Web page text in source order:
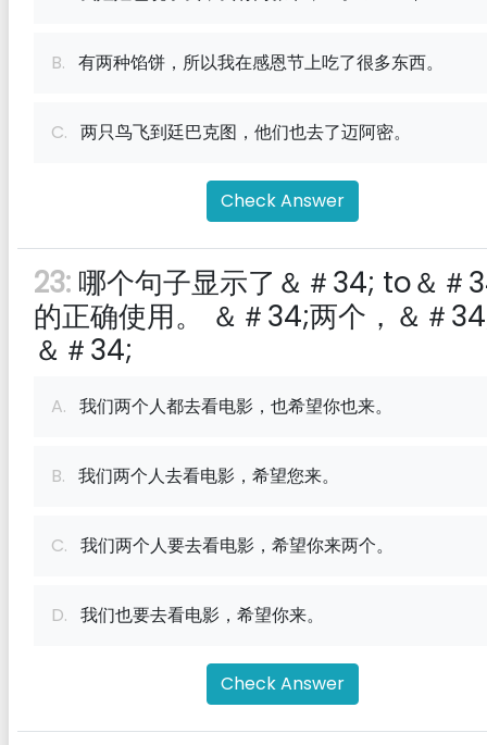
B. 有两种馅饼，所以我在感恩节上吃了很多东西。
C. 两只鸟飞到廷巴克图，他们也去了迈阿密。
Check Answer
23: 哪个句子显示了＆＃34; to＆＃
的正确使用。 ＆＃34;两个，＆＃
＆＃34;
A. 我们两个人都去看电影，也希望你也来。
B. 我们两个人去看电影，希望您来。
C. 我们两个人要去看电影，希望你来两个。
D. 我们也要去看电影，希望你来。
Check Answer